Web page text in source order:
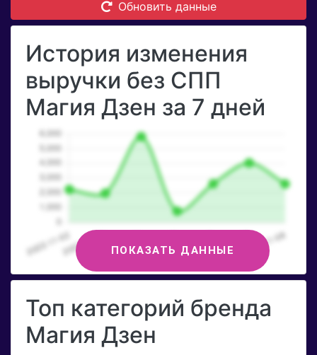
Обновить данные
История изменения
выручки без СПП
Магия Дзен за 7 дней
ПОКАЗАТЬ ДАННЫЕ
Топ категорий бренда
Магия Дзен